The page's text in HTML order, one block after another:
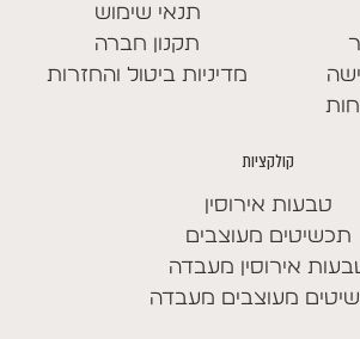
תנאי שימוש
תקנון חברה
מדיניות ביטול והחזרות
קולקציות
טבעות אירוסין
תכשיטים מעוצבים
אירוסין מעבדה
מעוצבים מעבדה